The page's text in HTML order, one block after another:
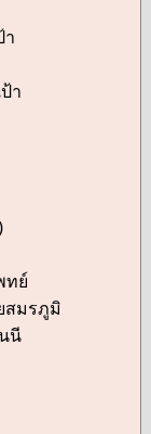
า
า
ทย์
สมรภูมิ
นี